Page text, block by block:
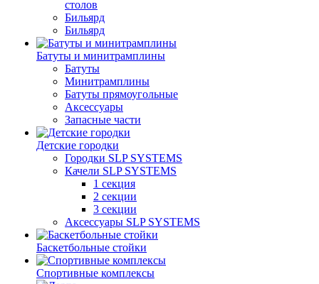
столов
Бильяpд
Бильяpд
Батуты и минитрамплины
Батуты
Минитрамплины
Батуты прямоугольные
Аксессуары
Запасные части
Детские городки
Городки SLP SYSTEMS
Качели SLP SYSTEMS
1 секция
2 секции
3 секции
Аксессуары SLP SYSTEMS
Баскетбольные стойки
Спортивные комплексы